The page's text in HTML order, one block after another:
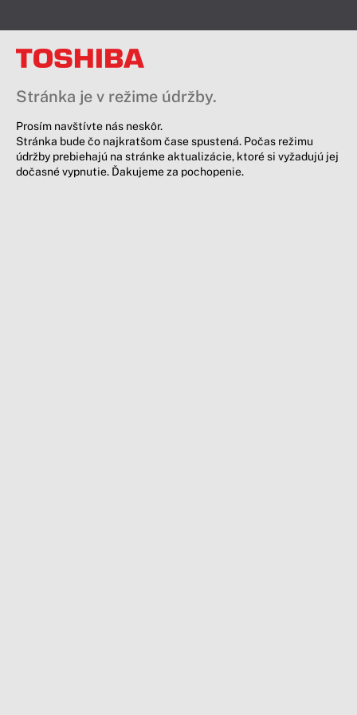
Stránka je v režime údržby.
Prosím navštívte nás neskôr.
Stránka bude čo najkratšom čase spustená. Počas režimu
údržby prebiehajú na stránke aktualizácie, ktoré si vyžadujú jej
dočasné vypnutie. Ďakujeme za pochopenie.